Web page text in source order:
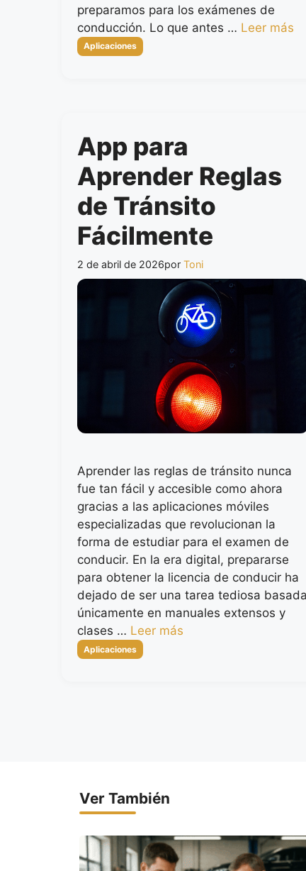
preparamos para los exámenes de
conducción. Lo que antes … Leer más
Categorías
Aplicaciones
App para
Aprender Reglas
de Tránsito
Fácilmente
2 de abril de 2026por Toni
Aprender las reglas de tránsito nunca
fue tan fácil y accesible como ahora
gracias a las aplicaciones móviles
especializadas que revolucionan la
forma de estudiar para el examen de
conducir. En la era digital, prepararse
para obtener la licencia de conducir ha
dejado de ser una tarea tediosa basada
únicamente en manuales extensos y
clases … Leer más
Categorías
Aplicaciones
Ver También